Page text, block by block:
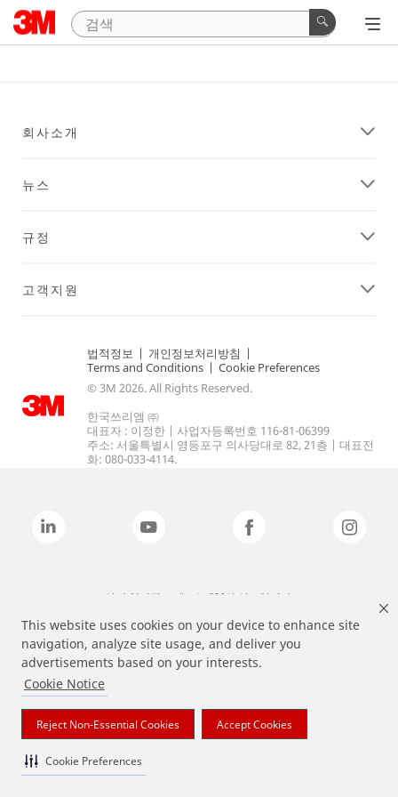
This website uses cookies on your device to enhance site
navigation, analyze site usage, and deliver you
advertisements based on your interests.
Cookie Notice
Reject Non-Essential Cookies Accept Cookies
Cookie Preferences
회사소개
뉴스
규정
고객지원
법적정보 | 개인정보처리방침 |
Terms and Conditions | Cookie Preferences
© 3M 2026. All Rights Reserved.
한국쓰리엠 ㈜
대표자 : 이정한 | 사업자등록번호 116-81-06399
주소: 서울특별시 영등포구 의사당대로 82, 21층 | 대표전
화: 080-033-4114.
상기 열거된 브랜드는 3M의 상표입니다.